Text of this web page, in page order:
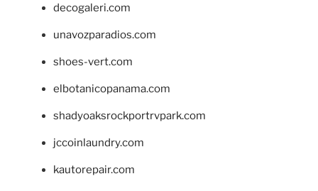
decogaleri.com
unavozparadios.com
shoes-vert.com
elbotanicopanama.com
shadyoaksrockportrvpark.com
jccoinlaundry.com
kautorepair.com